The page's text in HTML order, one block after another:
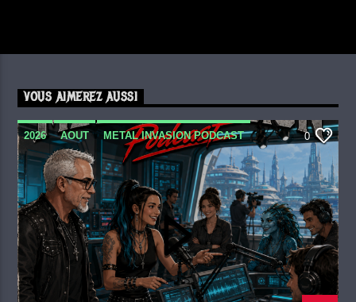
VOUS AIMEREZ AUSSI
2026 AOUT METAL INVASION PODCAST 0